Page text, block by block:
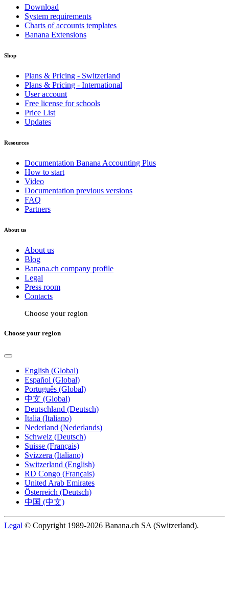
Download
System requirements
Charts of accounts templates
Banana Extensions
Shop
Plans & Pricing - Switzerland
Plans & Pricing - International
User account
Free license for schools
Price List
Updates
Resources
Documentation Banana Accounting Plus
How to start
Video
Documentation previous versions
FAQ
Partners
About us
About us
Blog
Banana.ch company profile
Legal
Press room
Contacts
Choose your region
Choose your region
English (Global)
Español (Global)
Português (Global)
中文 (Global)
Deutschland (Deutsch)
Italia (Italiano)
Nederland (Nederlands)
Schweiz (Deutsch)
Suisse (Français)
Svizzera (Italiano)
Switzerland (English)
RD Congo (Français)
United Arab Emirates
Österreich (Deutsch)
中国 (中文)
Legal © Copyright 1989-2026 Banana.ch SA (Switzerland).